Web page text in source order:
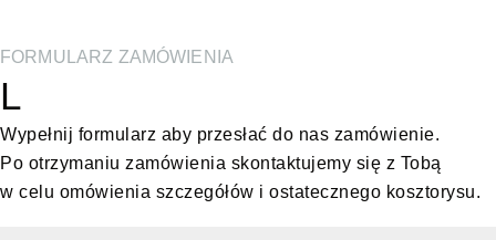
FORMULARZ ZAMÓWIENIA
L
Wypełnij formularz aby przesłać do nas zamówienie.
Po otrzymaniu zamówienia skontaktujemy się z Tobą
w celu omówienia szczegółów i ostatecznego kosztorysu.